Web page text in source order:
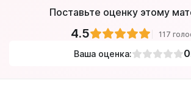
Поставьте оценку этому
Ваша оценка:
4.5 117